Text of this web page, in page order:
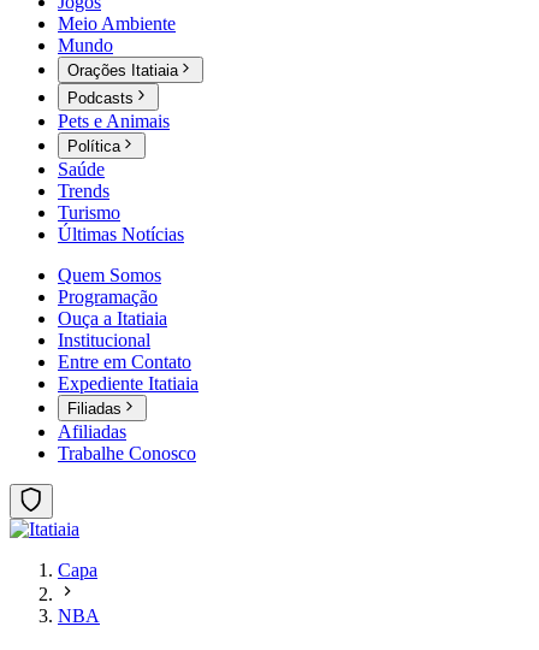
Meio Ambiente
Mundo
Orações Itatiaia
Podcasts
Pets e Animais
Política
Saúde
Trends
Turismo
Últimas Notícias
Quem Somos
Programação
Ouça a Itatiaia
Institucional
Entre em Contato
Expediente Itatiaia
Filiadas
Afiliadas
Trabalhe Conosco
Capa
NBA